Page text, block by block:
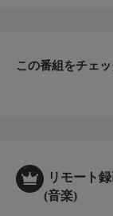
この番組をチェ
リモート
(音楽)